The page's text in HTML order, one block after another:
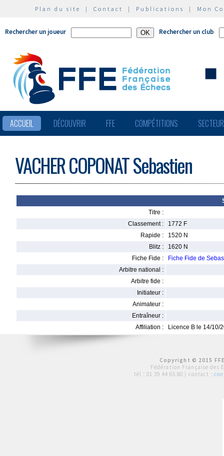
Plan du site | Contact | Publications | Mon
Rechercher un joueur Rechercher un club
ACCUEIL DÉCOUVRIR FFE COMPÉTITIONS
VACHER COPONAT Sebastien
Titre :
Classement :
1772 F
Rapide :
1520 N
Blitz :
1620 N
Fiche Fide :
Fiche Fide de
Arbitre national :
Arbitre fide :
Initiateur :
Animateur :
Entraîneur :
Affiliation :
Licence B le 14/10/
Copyright © 2015
Fédération Française des
tél : 01 39 44 65 80 | contact :